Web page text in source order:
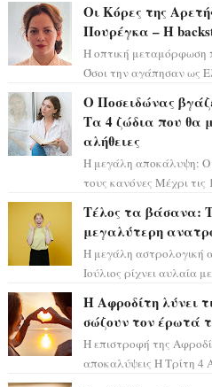
Οι Κόρες της
Πουρέγκα – H
Η οπτική μεταμόρφωση
Όσοι την αγάπησαν ως
Ο Ποσειδώνας
Τα 4 ζώδια που θα
αλήθειες
Η μεγάλη αποκάλυψη: Ο
τους κανόνες Μέχρι
Τέλος τα βάσανα:
μεγαλύτερη
Η μεγάλη αστρολογική
Ιούλιος ρίχνει αυλαία
Η Αφροδίτη λύνει
σώζουν τον έρωτά
Η επιστροφή της
αποκαλύψεις Η Τρίτη 4